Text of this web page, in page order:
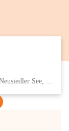
Eisenstädter Straße 18, 7091 Breitenbrunn am Neusiedler See, AUT